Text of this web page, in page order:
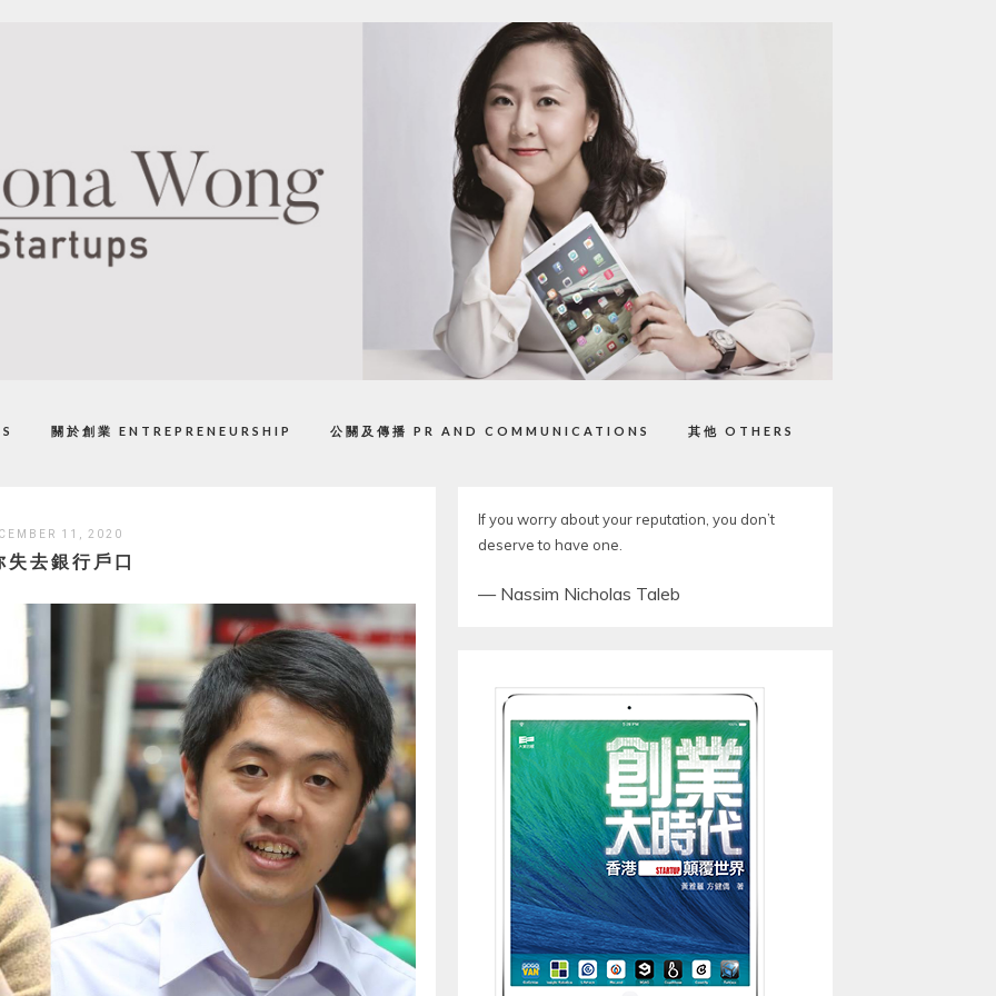
關於創業 ENTREPRENEURSHIP 公關及傳播 PR AND COMMUNICATIONS 其他 OTHERS
11, 2020
失去銀行戶口
If you worry about your reputation, you don’t
deserve to have one.
— Nassim Nicholas Taleb